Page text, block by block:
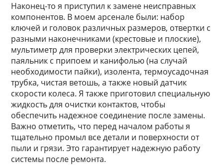
Наконец-то я приступил к замене неисправных
компонентов. В моем арсенале были: набор
ключей и головок различных размеров, отвертки с
разными наконечниками (крестовые и плоские),
мультиметр для проверки электрических цепей,
паяльник с припоем и канифолью (на случай
необходимости пайки), изолента, термоусадочная
трубка, чистая ветошь, а также новый датчик
скорости колеса. Я также приготовил специальную
жидкость для очистки контактов, чтобы
обеспечить надежное соединение после замены.
Важно отметить, что перед началом работы я
тщательно промыл все детали и поверхности от
пыли и грязи. Это гарантирует надежную работу
системы после ремонта.